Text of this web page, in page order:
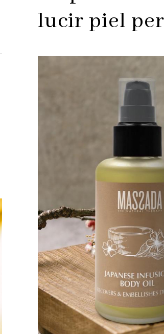
lucir piel